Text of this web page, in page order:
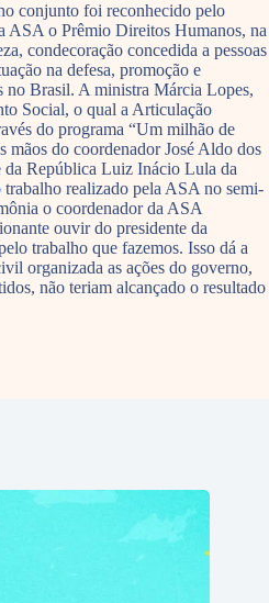
conjunto foi reconhecido pelo
ASA o Prêmio Direitos Humanos, na
condecoração concedida a pessoas
na defesa, promoção e
no Brasil. A ministra Márcia Lopes,
Social, o qual a Articulação
do programa “Um milhão de
mãos do coordenador José Aldo dos
da República Luiz Inácio Lula da
realizado pela ASA no semi-
o coordenador da ASA
ouvir do presidente da
trabalho que fazemos. Isso dá a
organizada as ações do governo,
não teriam alcançado o resultado